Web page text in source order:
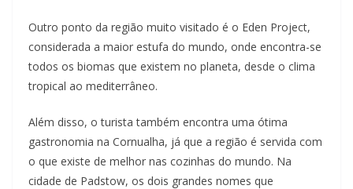
Outro ponto da região muito visitado é o Eden Project,
considerada a maior estufa do mundo, onde encontra-se
todos os biomas que existem no planeta, desde o clima
tropical ao mediterrâneo.
Além disso, o turista também encontra uma ótima
gastronomia na Cornualha, já que a região é servida com
o que existe de melhor nas cozinhas do mundo. Na
cidade de Padstow, os dois grandes nomes que